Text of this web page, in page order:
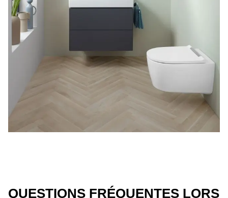
QUESTIONS FRÉQUENTES LORS